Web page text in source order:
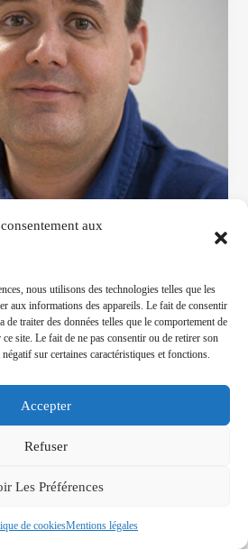
aux
nous utilisons des technologies telles que les
aux informations des appareils. Le fait de consentir
de traiter des données telles que le comportement de
site. Le fait de ne pas consentir ou de retirer son
sur certaines caractéristiques et fonctions.
Accepter
Refuser
Les Préférences
de cookiesMentions légales
Sébastien